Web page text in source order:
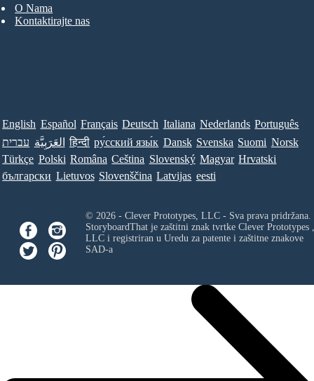
O Nama
Kontaktirajte nas
English Español Français Deutsch Italiana Nederlands Português
עברית العَرَبِيَّة हिन्दी ру́сский язы́к Dansk Svenska Suomi Norsk
Türkçe Polski Româna Ceština Slovenský Magyar Hrvatski
български Lietuvos Slovenščina Latvijas eesti
© 2026 - Clever Prototypes, LLC - Sva prava pridržana.
StoryboardThat je zaštitni znak tvrtke Clever Prototypes ,
LLCi registriran u Uredu za patente i zaštitne znakove
SAD-a